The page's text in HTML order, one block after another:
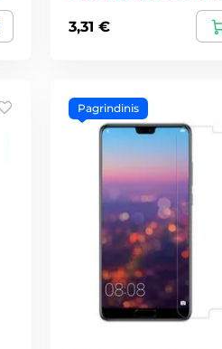
3,31 €
Pagrindinis